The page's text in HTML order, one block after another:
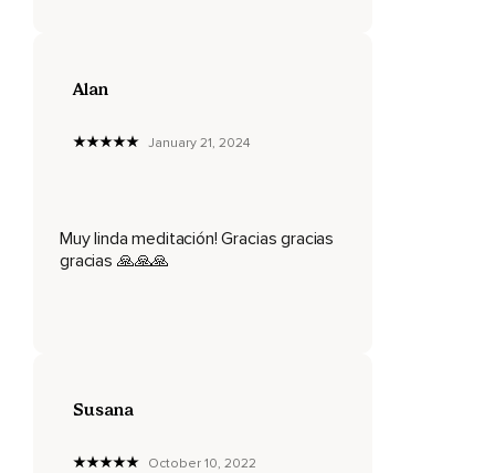
Alan
January 21, 2024
Muy linda meditación! Gracias gracias
gracias 🙏🙏🙏
Susana
October 10, 2022